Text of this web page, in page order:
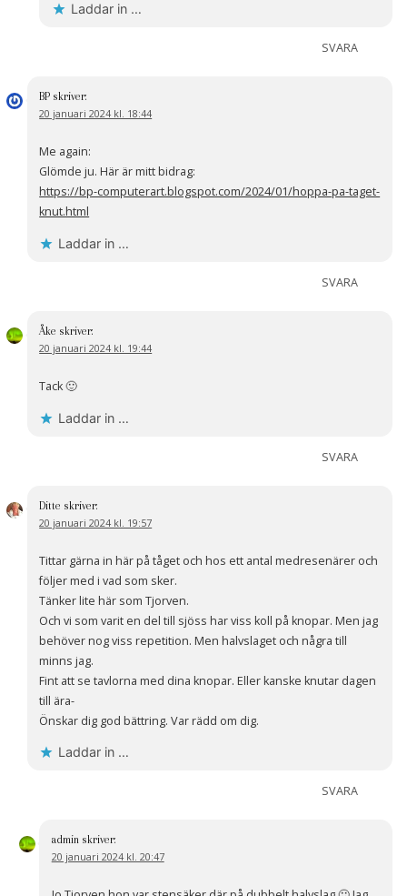
Laddar in …
SVARA
BP skriver:
20 januari 2024 kl. 18:44
Me again:
Glömde ju. Här är mitt bidrag:
https://bp-computerart.blogspot.com/2024/01/hoppa-pa-taget-
knut.html
Laddar in …
SVARA
Åke skriver:
20 januari 2024 kl. 19:44
Tack 🙂
Laddar in …
SVARA
Ditte skriver:
20 januari 2024 kl. 19:57
Tittar gärna in här på tåget och hos ett antal medresenärer och
följer med i vad som sker.
Tänker lite här som Tjorven.
Och vi som varit en del till sjöss har viss koll på knopar. Men jag
behöver nog viss repetition. Men halvslaget och några till
minns jag.
Fint att se tavlorna med dina knopar. Eller kanske knutar dagen
till ära-
Önskar dig god bättring. Var rädd om dig.
Laddar in …
SVARA
admin skriver:
20 januari 2024 kl. 20:47